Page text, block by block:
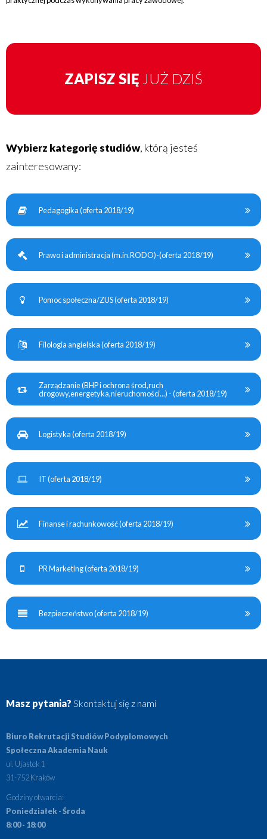
ZAPISZ SIĘ JUŻ DZIŚ
Wybierz kategorię studiów, którą jesteś
zainteresowany:
Pedagogika (oferta 2018/19)
Prawo i administracja (m.in.RODO)-(oferta 2018/19)
Pomoc społeczna/ZUS (oferta 2018/19)
Filologia angielska (oferta 2018/19)
Zarządzanie (BHP i ochrona środ,ruch
drogowy,energetyka,nieruchomości...) - (oferta 2018/19)
Logistyka (oferta 2018/19)
IT (oferta 2018/19)
Finanse i rachunkowość (oferta 2018/19)
PR Marketing (oferta 2018/19)
Bezpieczeństwo (oferta 2018/19)
Masz pytania? Skontaktuj się z nami
Biuro Rekrutacji Studiów Podyplomowych
Społeczna Akademia Nauk
ul. Ujastek 1
31-752 Kraków
Godziny otwarcia:
Poniedziałek - Środa
8:00 - 18:00